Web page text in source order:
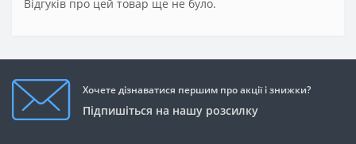
Відгуків про цей товар ще не було.
Хочете дізнаватися першим про акції і знижки?
Підпишіться на нашу розсилку